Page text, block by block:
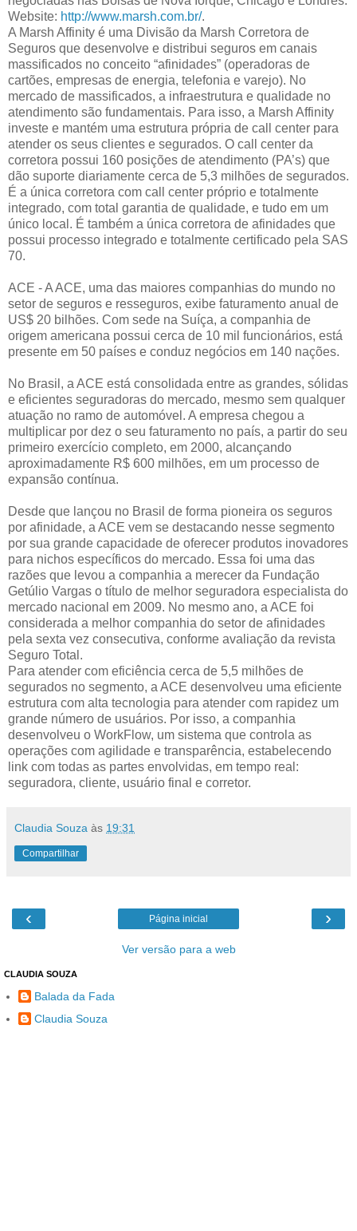
Website: http://www.marsh.com.br/.
A Marsh Affinity é uma Divisão da Marsh Corretora de
Seguros que desenvolve e distribui seguros em canais
massificados no conceito “afinidades” (operadoras de
cartões, empresas de energia, telefonia e varejo). No
mercado de massificados, a infraestrutura e qualidade no
atendimento são fundamentais. Para isso, a Marsh Affinity
investe e mantém uma estrutura própria de call center para
atender os seus clientes e segurados. O call center da
corretora possui 160 posições de atendimento (PA’s) que
dão suporte diariamente cerca de 5,3 milhões de segurados.
É a única corretora com call center próprio e totalmente
integrado, com total garantia de qualidade, e tudo em um
único local. É também a única corretora de afinidades que
possui processo integrado e totalmente certificado pela SAS
70.
ACE - A ACE, uma das maiores companhias do mundo no
setor de seguros e resseguros, exibe faturamento anual de
US$ 20 bilhões. Com sede na Suíça, a companhia de
origem americana possui cerca de 10 mil funcionários, está
presente em 50 países e conduz negócios em 140 nações.
No Brasil, a ACE está consolidada entre as grandes, sólidas
e eficientes seguradoras do mercado, mesmo sem qualquer
atuação no ramo de automóvel. A empresa chegou a
multiplicar por dez o seu faturamento no país, a partir do seu
primeiro exercício completo, em 2000, alcançando
aproximadamente R$ 600 milhões, em um processo de
expansão contínua.
Desde que lançou no Brasil de forma pioneira os seguros
por afinidade, a ACE vem se destacando nesse segmento
por sua grande capacidade de oferecer produtos inovadores
para nichos específicos do mercado. Essa foi uma das
razões que levou a companhia a merecer da Fundação
Getúlio Vargas o título de melhor seguradora especialista do
mercado nacional em 2009. No mesmo ano, a ACE foi
considerada a melhor companhia do setor de afinidades
pela sexta vez consecutiva, conforme avaliação da revista
Seguro Total.
Para atender com eficiência cerca de 5,5 milhões de
segurados no segmento, a ACE desenvolveu uma eficiente
estrutura com alta tecnologia para atender com rapidez um
grande número de usuários. Por isso, a companhia
desenvolveu o WorkFlow, um sistema que controla as
operações com agilidade e transparência, estabelecendo
link com todas as partes envolvidas, em tempo real:
seguradora, cliente, usuário final e corretor.
Claudia Souza às 19:31
Compartilhar
‹ ›
Página inicial
Ver versão para a web
CLAUDIA SOUZA
Balada da Fada
Claudia Souza